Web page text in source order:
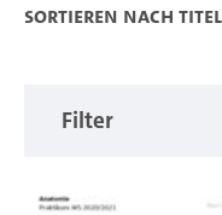
Sortieren nach Titel
Filter